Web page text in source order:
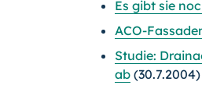
Es gibt sie
ACO-
Studie:
ab (30.7.2004)